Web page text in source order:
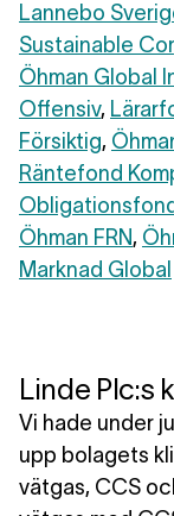
Lannebo
Sustainable
Öhman Global
Offensiv,
Försiktig,
Räntefond
Öhman FRN,
Marknad Global
Linde Plc:s
Vi hade under
upp bolagets
vätgas, CCS